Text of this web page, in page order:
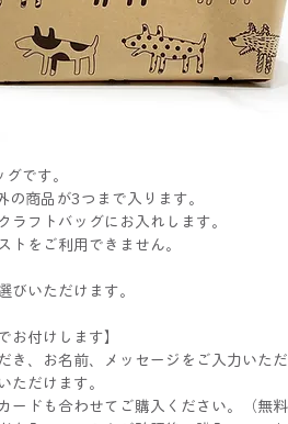
です。
の商品が3つまで入ります。
ラフトバッグにお入れします。
トをご利用できません。
びいただけます。
お付けします】
き、お名前、メッセージをご入力いただ
ただけます。
ードも合わせてご購入ください。（無料